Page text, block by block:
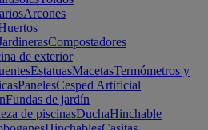
Arcones
Compostadores
de exterior
EstatuasMacetasTermómetros y
PanelesCesped Artificial
Fundas de jardín
de piscinasDuchaHinchable